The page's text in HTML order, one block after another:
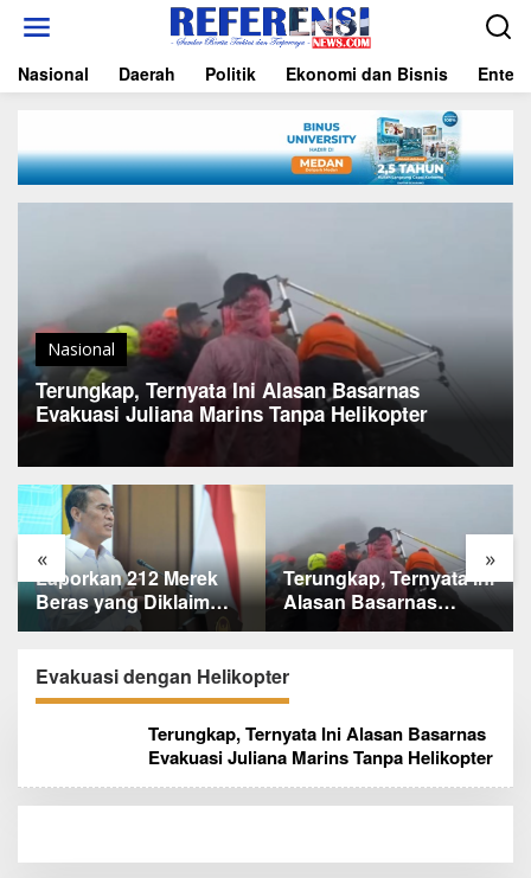
t
Nasional Daerah Politik Ekonomi dan Bisnis
Nasional
Terungkap, Ternyata Ini Alasan Basarnas
Evakuasi Juliana Marins Tanpa Helikopter
« »
Terungkap, Ternyata Ini
Alasan Basarnas
Evakuasi Juliana
Helikopter
Baru KelarPolemik 4
Pulau Sumut-Aceh,
Muncul Klaim 43 Pulau
Sengketa
Evakuasi dengan Helikopter
Terungkap, Ternyata Ini Alasan Basarnas
Evakuasi Juliana Marins Tanpa Helikopter